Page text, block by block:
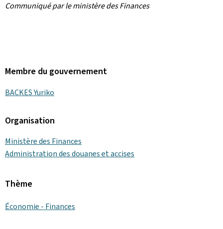
Communiqué par le ministère des Finances
Membre du gouvernement
BACKES Yuriko
Organisation
Ministère des Finances
Administration des douanes et accises
Thème
Économie - Finances